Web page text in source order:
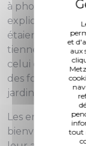
et
aux
tout
à photographier
expliquant leur
étaient libres
tiennent à
celui ou ceux
des formes
jardin ou de
Les enfants
bienveillante et